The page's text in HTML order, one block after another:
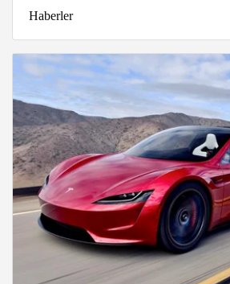
Haberler